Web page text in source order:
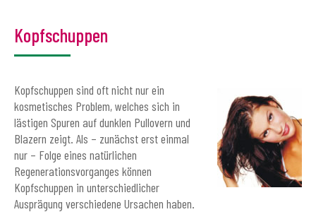
Kopfschuppen
Kopfschuppen sind oft nicht nur ein
kosmetisches Problem, welches sich in
lästigen Spuren auf dunklen Pullovern und
Blazern zeigt. Als – zunächst erst einmal
nur – Folge eines natürlichen
Regenerationsvorganges können
Kopfschuppen in unterschiedlicher
Ausprägung verschiedene Ursachen haben.